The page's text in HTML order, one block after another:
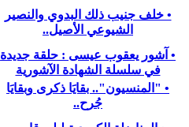
• خلف جنيب ذلك البدوي والنصير
الشيوعي الأصيل..
• آشور يعقوب عيسى : حلقة جديدة
في سلسلة الشهادة الآشورية
• "المنسيون".. بقايَا ذكرى وبقايَا
جُرح..